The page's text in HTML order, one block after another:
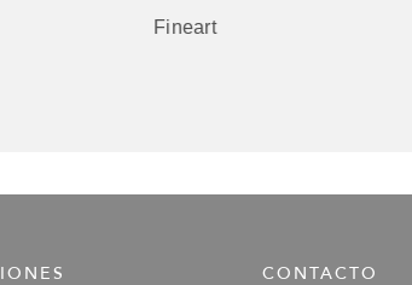
CONTACTO